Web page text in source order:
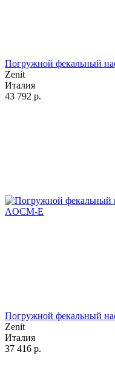
Погружной фекальный
Zenit
Италия
43 792 р.
Погружной фекальный
Zenit
Италия
37 416 р.